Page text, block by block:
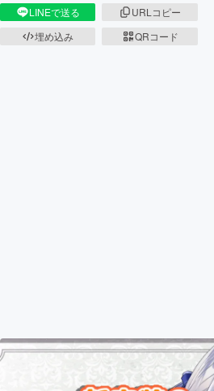
LINEで送る
URLコピー
埋め込み
QRコード